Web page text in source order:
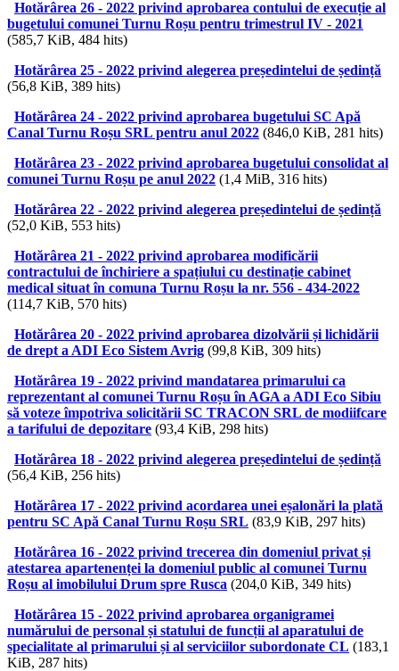
Hotărârea 26 - 2022 privind aprobarea contului de execuție al
bugetului comunei Turnu Roșu pentru trimestrul IV - 2021
(585,7 KiB, 484 hits)
Hotărârea 25 - 2022 privind alegerea președintelui de ședință
(56,8 KiB, 389 hits)
Hotărârea 24 - 2022 privind aprobarea bugetului SC Apă
Canal Turnu Roșu SRL pentru anul 2022 (846,0 KiB, 281 hits)
Hotărârea 23 - 2022 privind aprobarea bugetului consolidat al
comunei Turnu Roșu pe anul 2022 (1,4 MiB, 316 hits)
Hotărârea 22 - 2022 privind alegerea președintelui de ședință
(52,0 KiB, 553 hits)
Hotărârea 21 - 2022 privind aprobarea modificării
contractului de închiriere a spațiului cu destinație cabinet
medical situat în comuna Turnu Roșu la nr. 556 - 434-2022
(114,7 KiB, 570 hits)
Hotărârea 20 - 2022 privind aprobarea dizolvării și lichidării
de drept a ADI Eco Sistem Avrig (99,8 KiB, 309 hits)
Hotărârea 19 - 2022 privind mandatarea primarului ca
reprezentant al comunei Turnu Roșu în AGA a ADI Eco Sibiu
să voteze împotriva solicitării SC TRACON SRL de modiifcare
a tarifului de depozitare (93,4 KiB, 298 hits)
Hotărârea 18 - 2022 privind alegerea președintelui de ședință
(56,4 KiB, 256 hits)
Hotărârea 17 - 2022 privind acordarea unei eșalonări la plată
pentru SC Apă Canal Turnu Roșu SRL (83,9 KiB, 297 hits)
Hotărârea 16 - 2022 privind trecerea din domeniul privat și
atestarea apartenenței la domeniul public al comunei Turnu
Roșu al imobilului Drum spre Rusca (204,0 KiB, 349 hits)
Hotărârea 15 - 2022 privind aprobarea organigramei
numărului de personal și statului de funcții al aparatului de
specialitate al primarului și al serviciilor subordonate CL (183,1
KiB, 287 hits)